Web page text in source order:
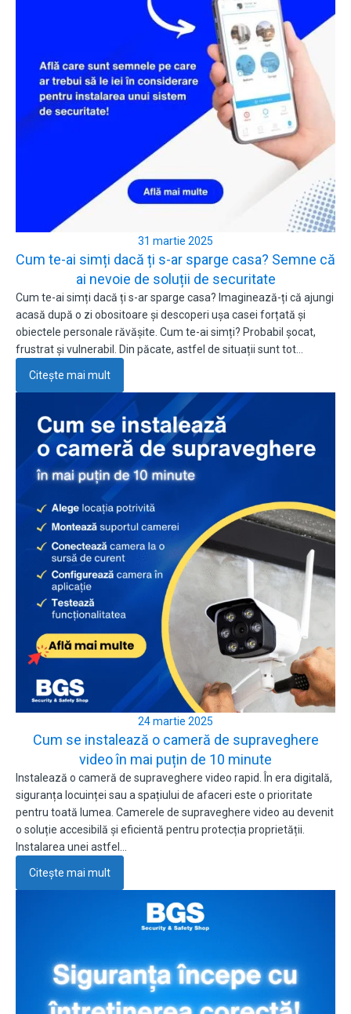
31 martie 2025
Cum te-ai simți dacă ți s-ar sparge casa? Semne că
ai nevoie de soluții de securitate
Cum te-ai simți dacă ți s-ar sparge casa? Imaginează-ți că ajungi
acasă după o zi obositoare și descoperi ușa casei forțată și
obiectele personale răvășite. Cum te-ai simți? Probabil șocat,
frustrat și vulnerabil. Din păcate, astfel de situații sunt tot…
Citește mai mult
24 martie 2025
Cum se instalează o cameră de supraveghere
video în mai puțin de 10 minute
Instalează o cameră de supraveghere video rapid. În era digitală,
siguranța locuinței sau a spațiului de afaceri este o prioritate
pentru toată lumea. Camerele de supraveghere video au devenit
o soluție accesibilă și eficientă pentru protecția proprietății.
Instalarea unei astfel…
Citește mai mult